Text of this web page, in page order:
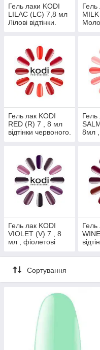
Гель лаки KODI
LILAC (LC) 7,8 мл
Лілові відтінки.
Гель
Гель лак KODI
RED (R) 7 , 8 мл
відтінки червоного.
Гель
8мл ,
Гель лак KODI
VIOLET (V) 7 , 8
мл , фіолетові
Гель
Сортування